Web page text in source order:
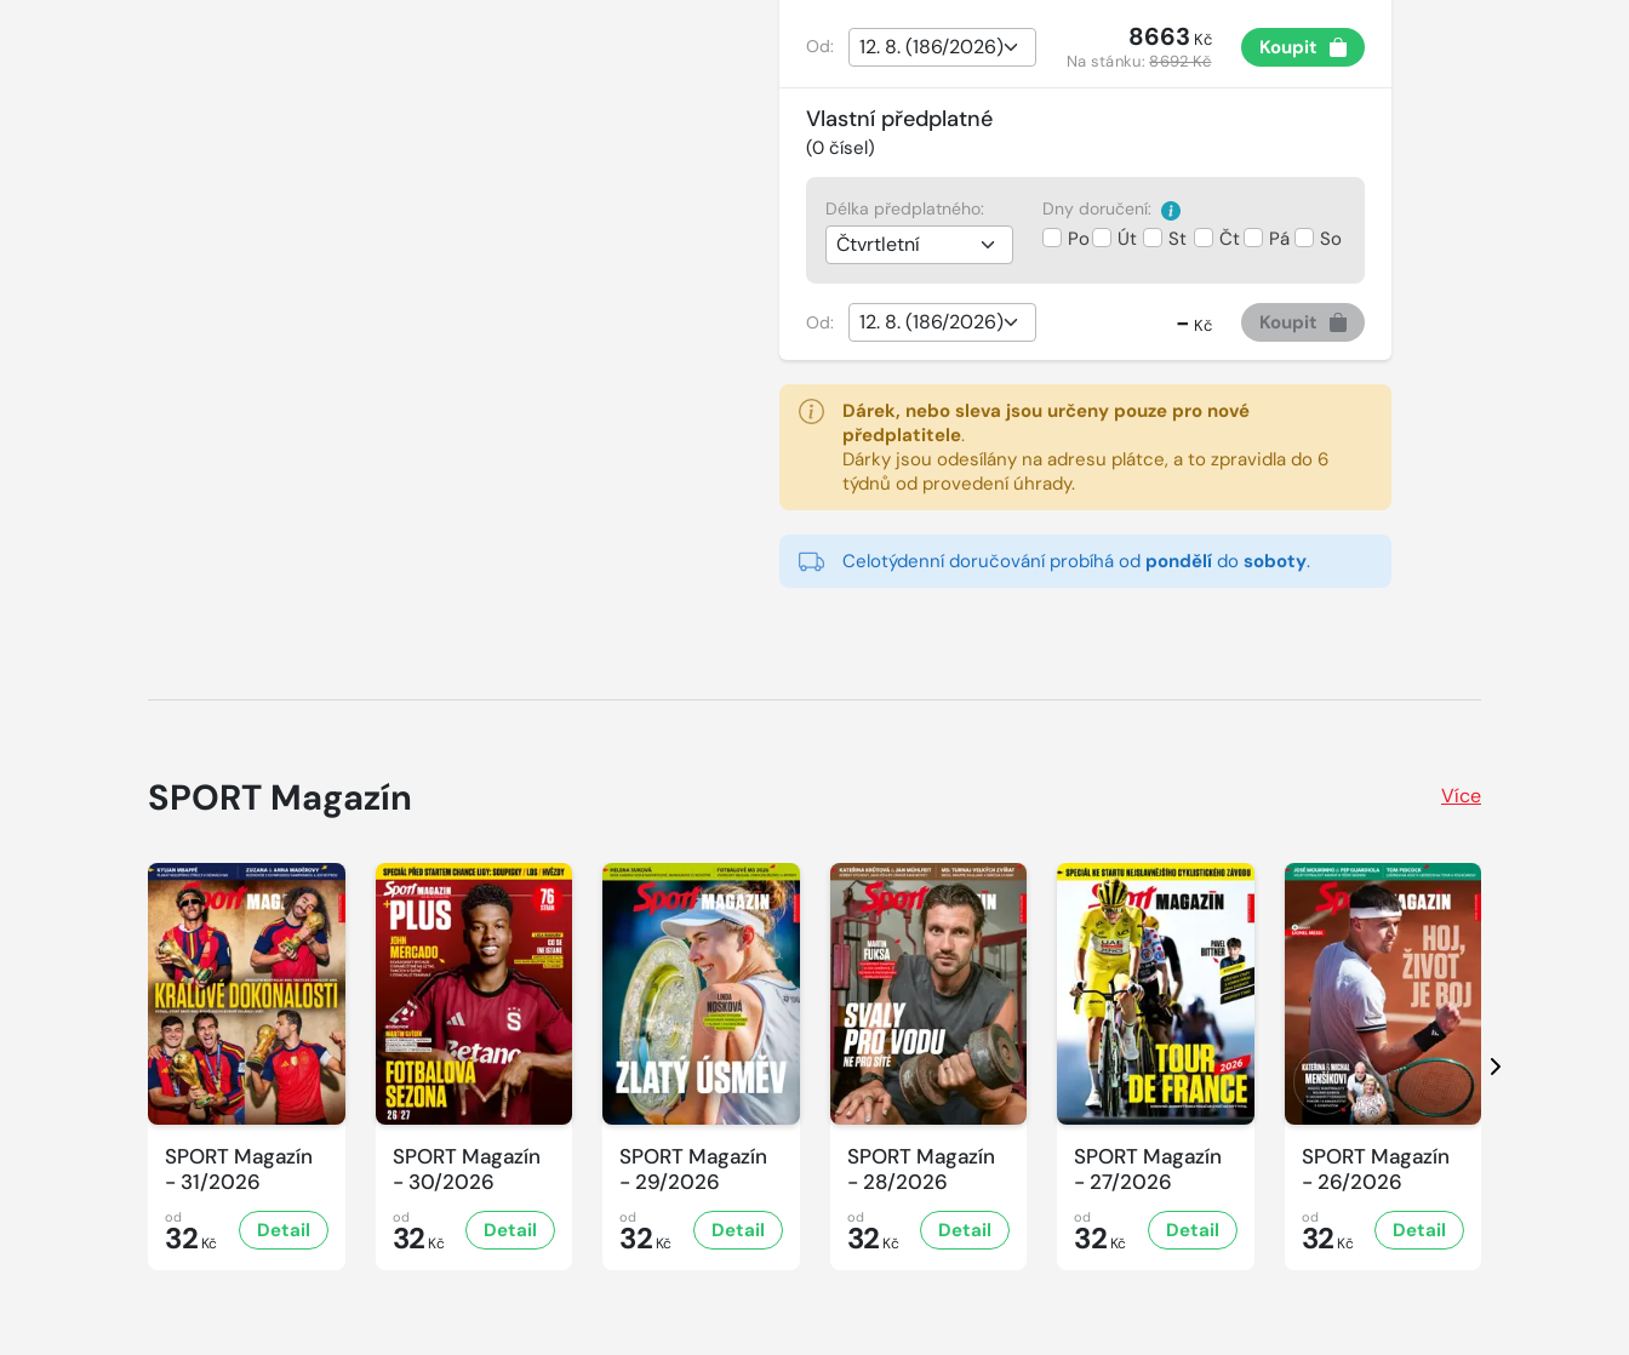
Od: 8663 Kč
Na stánku:8692 Kč
Koupit
Vlastní předplatné
(0čísel)
Délka předplatného: Dny doručení:
Po Út St Čt Pá So
Od: - Kč Koupit
Dárek, nebo sleva jsou určeny pouze pro nové
předplatitele.
Dárky jsou odesílány na adresu plátce, a to zpravidla do 6
týdnů od provedení úhrady.
Celotýdenní doručování probíhá od pondělído soboty.
SPORT Magazín Více
SPORT Magazín
- 31/2026
od
32 Kč
Detail
SPORT Magazín
- 30/2026
od
32 Kč
Detail
SPORT Magazín
- 29/2026
od
32 Kč
Detail
SPORT Magazín
- 28/2026
od
32 Kč
Detail
SPORT Magazín
- 27/2026
od
32 Kč
Detail
SPORT Magazín
- 26/2026
od
32 Kč
Detail
Další